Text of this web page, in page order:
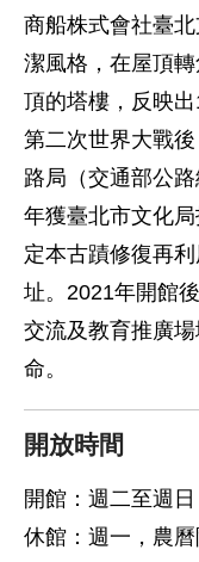
商船株式會社臺
潔風格，在屋頂
頂的塔樓，反映出
第二次世界大戰
路局（交通部公
年獲臺北市文化
定本古蹟修復再
址。2021年開館
交流及教育推廣
命。
開放時間
開館：週二至週
休館：週一，農